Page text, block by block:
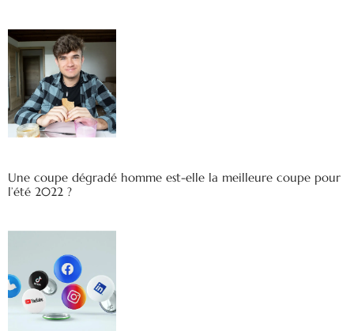
Une coupe dégradé homme est-elle la meilleure coupe pour
l’été 2022 ?